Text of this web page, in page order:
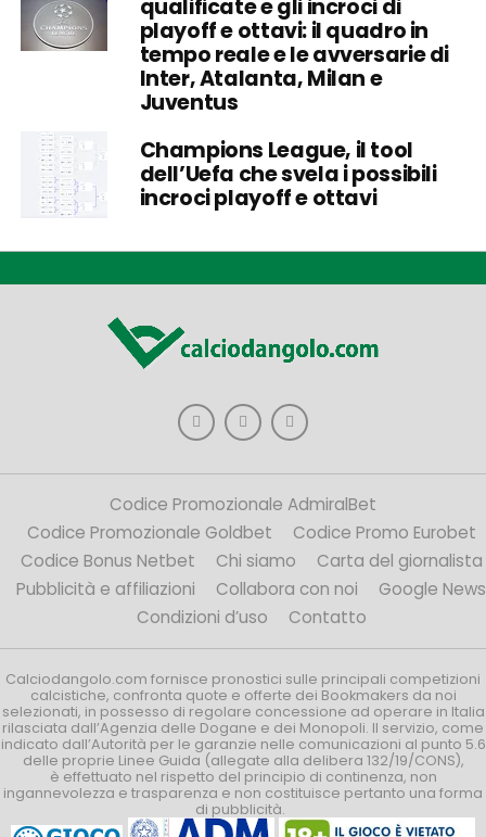
qualificate e gli incroci di
playoff e ottavi: il quadro in
tempo reale e le avversarie di
Inter, Atalanta, Milan e
Juventus
Champions League, il tool
dell’Uefa che svela i possibili
incroci playoff e ottavi
Codice Promozionale AdmiralBet
Codice Promozionale Goldbet
Codice Promo Eurobet
Codice Bonus Netbet
Chi siamo
Carta del giornalista
Pubblicità e affiliazioni
Collabora con noi
Google News
Condizioni d’uso
Contatto
Calciodangolo.com fornisce pronostici sulle principali competizioni
calcistiche, confronta quote e offerte dei Bookmakers da noi
selezionati, in possesso di regolare concessione ad operare in Italia
rilasciata dall’Agenzia delle Dogane e dei Monopoli. Il servizio, come
indicato dall’Autorità per le garanzie nelle comunicazioni al punto 5.6
delle proprie Linee Guida (allegate alla delibera 132/19/CONS),
è effettuato nel rispetto del principio di continenza, non
ingannevolezza e trasparenza e non costituisce pertanto una forma
di pubblicità.